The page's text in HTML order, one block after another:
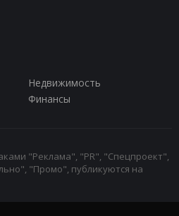
Недвижимость
Финансы
"Реклама", "PR", "Спецпроект",
"Промо", публикуются на